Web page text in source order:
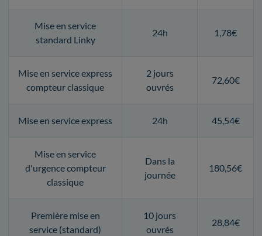
Mise en service
standard Linky
24h 1,78€
Mise en service express
compteur classique
2 jours
ouvrés
72,60€
Mise en service express 24h 45,54€
Mise en service
d'urgence compteur
classique
Dans la
journée
180,56€
Première mise en
service (standard)
10 jours
ouvrés
28,84€